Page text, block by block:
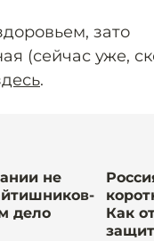
зато
(сейчас уже,
.
не
дело
Как